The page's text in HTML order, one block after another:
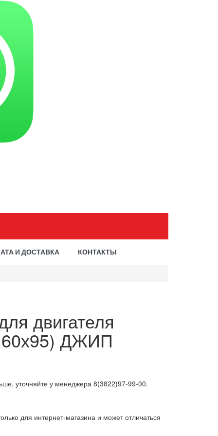
И ДОСТАВКА КОНТАКТЫ
двигателя
ДЖИП
уточняйте у менеджера 8(3822)97-99-00.
для интернет-магазина и может отличаться